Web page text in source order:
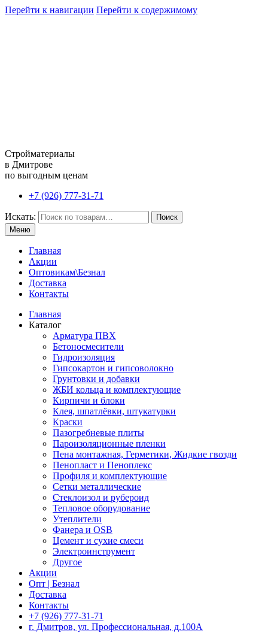
Перейти к навигации Перейти к содержимому
Стройматериалы
в Дмитрове
по выгодным ценам
+7 (926) 777-31-71
Искать:
Поиск
Меню
Главная
Акции
Оптовикам\Безнал
Доставка
Контакты
Главная
Каталог
Арматура ПВХ
Бетоносмесители
Гидроизоляция
Гипсокартон и гипсоволокно
Грунтовки и добавки
ЖБИ кольца и комплектующие
Кирпичи и блоки
Клея, шпатлёвки, штукатурки
Краски
Пазогребневые плиты
Пароизоляционные пленки
Пена монтажная, Герметики, Жидкие гвозди
Пенопласт и Пеноплекс
Профиля и комплектующие
Сетки металлические
Стеклоизол и рубероид
Тепловое оборудование
Утеплители
Фанера и OSB
Цемент и сухие смеси
Электроинструмент
Другое
Акции
Опт | Безнал
Доставка
Контакты
+7 (926) 777-31-71
г. Дмитров, ул. Профессиональная, д.100А